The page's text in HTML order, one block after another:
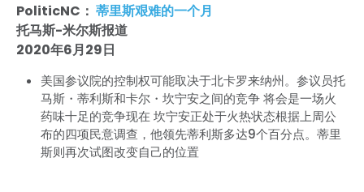
PoliticNC： 蒂里斯艰难的一个月
托马斯-米尔斯报道
2020年6月29日
美国参议院的控制权可能取决于北卡罗来纳州。参议员托
马斯・蒂利斯和卡尔・坎宁安之间的竞争 将会是一场火
药味十足的竞争现在 坎宁安正处于火热状态根据上周公
布的四项民意调查，他领先蒂利斯多达9个百分点。蒂里
斯则再次试图改变自己的位置